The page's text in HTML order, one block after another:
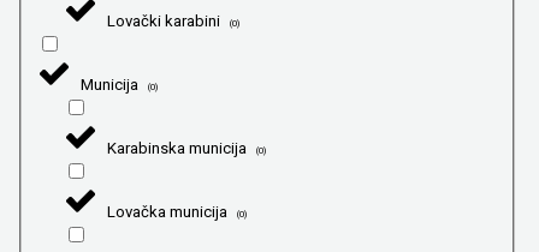
Lovački karabini (0)
Municija (0)
Karabinska municija (0)
Lovačka municija (0)